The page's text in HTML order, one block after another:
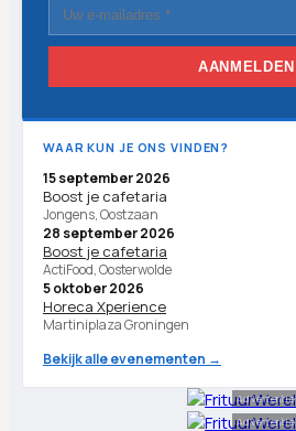
AANMELDEN
WAAR KUN JE ONS VINDEN?
15 september 2026
Boost je cafetaria
Jongens, Oostzaan
28 september 2026
Boost je cafetaria
ActiFood, Oosterwolde
5 oktober 2026
Horeca Xperience
Martiniplaza Groningen
Bekijk alle evenementen →
Advertentie
Advertentie